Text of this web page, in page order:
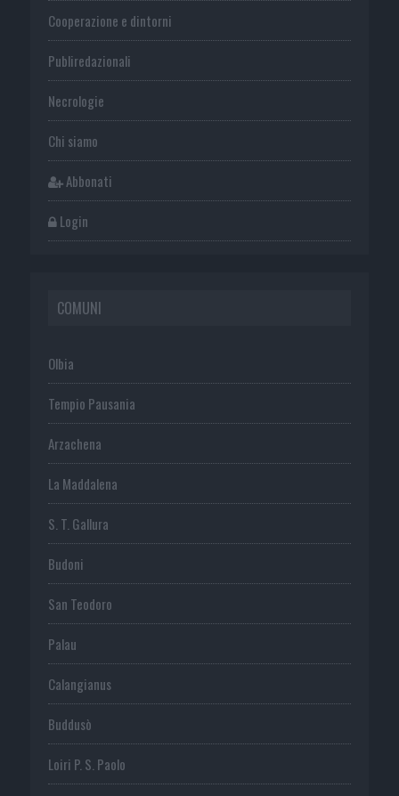
Cooperazione e dintorni
Publiredazionali
Necrologie
Chi siamo
Abbonati
Login
COMUNI
Olbia
Tempio Pausania
Arzachena
La Maddalena
S. T. Gallura
Budoni
San Teodoro
Palau
Calangianus
Buddusò
Loiri P. S. Paolo